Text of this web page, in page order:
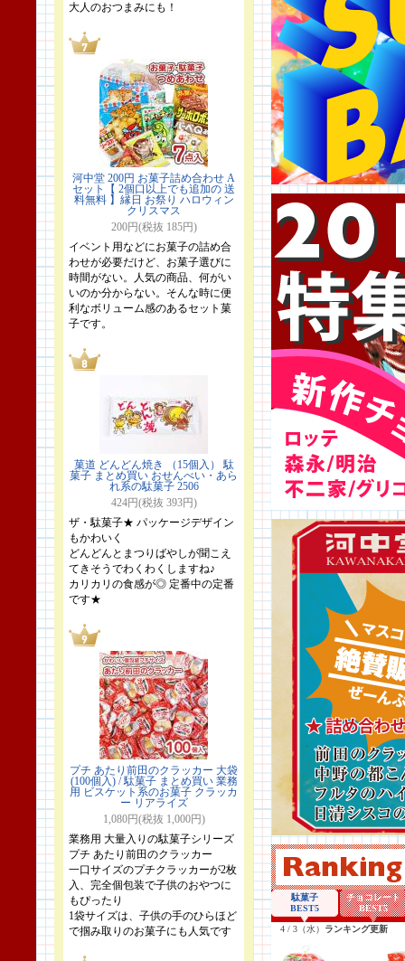
大人のおつまみにも！
河中堂 200円 お菓子詰め合わせ A
セット【 2個口以上でも追加の 送
料無料 】縁日 お祭り ハロウィン
クリスマス
200円(税抜 185円)
イベント用などにお菓子の詰め合
わせが必要だけど、お菓子選びに
時間がない。人気の商品、何がい
いのか分からない。そんな時に便
利なボリューム感のあるセット菓
子です。
菓道 どんどん焼き （15個入） 駄
菓子 まとめ買い おせんべい・あら
れ系の駄菓子 2506
424円(税抜 393円)
ザ・駄菓子★ パッケージデザイン
もかわいく
どんどんとまつりばやしが聞こえ
てきそうでわくわくしますね♪
カリカリの食感が◎ 定番中の定番
です★
プチ あたり前田のクラッカー 大袋
(100個入) / 駄菓子 まとめ買い 業務
用 ビスケット系のお菓子 クラッカ
ー リアライズ
1,080円(税抜 1,000円)
業務用 大量入りの駄菓子シリーズ
プチ あたり前田のクラッカー
一口サイズのプチクラッカーが2枚
入、完全個包装で子供のおやつに
もぴったり
1袋サイズは、子供の手のひらほど
で掴み取りのお菓子にも人気です